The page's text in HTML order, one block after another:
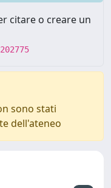
citare o creare un
sono stati
dell'ateneo